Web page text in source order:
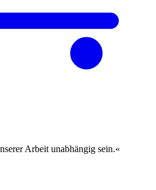
Arbeit unabhängig sein.«